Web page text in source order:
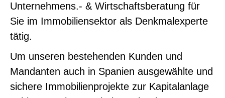
Unternehmens.- & Wirtschaftsberatung für
Sie im Immobiliensektor als Denkmalexperte
tätig.
Um unseren bestehenden Kunden und
Mandanten auch in Spanien ausgewählte und
sichere Immobilienprojekte zur Kapitalanlage